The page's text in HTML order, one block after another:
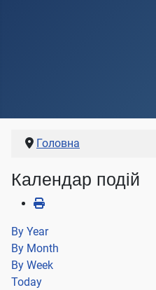
Головна
Календар подій
By Year
By Month
By Week
Today